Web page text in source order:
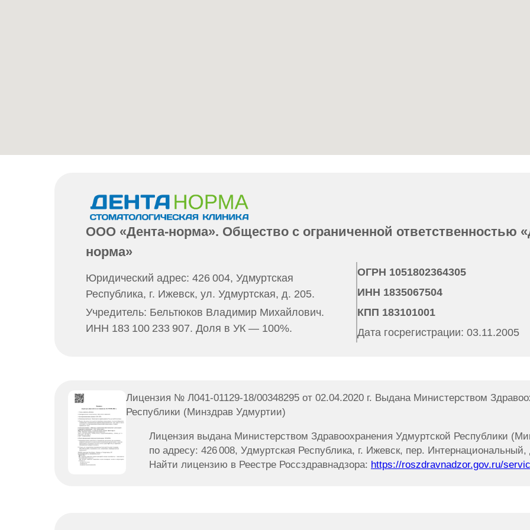
ООО «Дента-норма». Общество с ограниченной ответственностью
норма»
Юридический адрес: 426 004, Удмуртская
Республика, г. Ижевск, ул. Удмуртская, д. 205.
Учредитель: Бельтюков Владимир Михайлович.
ИНН 183 100 233 907. Доля в УК — 100%.
ОГРН 1051802364305
ИНН 1835067504
КПП 183101001
Дата госрегистрации: 03.11.2005
Лицензия № Л041-01129-18/00348295 от 02.04.2020 г. Выдана Министерством
Республики (Минздрав Удмуртии)
Лицензия выдана Министерством Здравоохранения Удмуртской Республики
по адресу: 426 008, Удмуртская Республика, г. Ижевск, пер.
Найти лицензию в Реестре Россздравнадзора: https://roszdravnadzor.gov.ru/